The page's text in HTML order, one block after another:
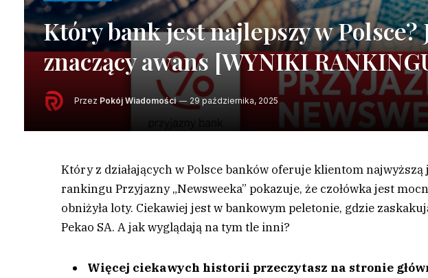
Który bank jest najlepszy w Polsce?
znaczący awans [WYNIKI
Przez Pokój Wiadomości 29 października, 2025
Który z działających w Polsce banków oferuje klientom najwyższą
rankingu Przyjazny „Newsweeka” pokazuje, że czołówka jest
obniżyła loty. Ciekawiej jest w bankowym peletonie, gdzie
Pekao SA. A jak wyglądają na tym tle inni?
Więcej ciekawych historii przeczytasz na stronie